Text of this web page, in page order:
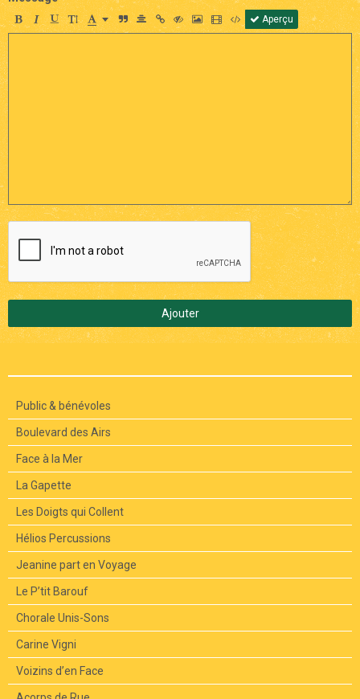
Aperçu
Ajouter
Public & bénévoles
Boulevard des Airs
Face à la Mer
La Gapette
Les Doigts qui Collent
Hélios Percussions
Jeanine part en Voyage
Le P’tit Barouf
Chorale Unis-Sons
Carine Vigni
Voizins d’en Face